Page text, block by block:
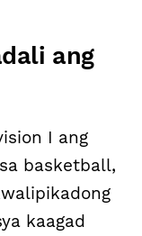
ang
I ang
basketball,
kaagad